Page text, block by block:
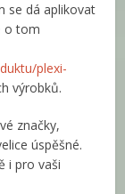
se dá aplikovat
o tom
plexi-
výrobků.
značky,
úspěšné.
i pro vaši